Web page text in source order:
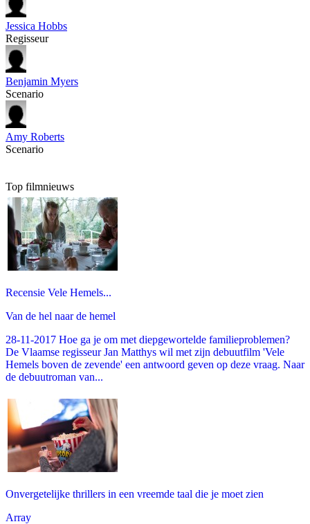
Jessica Hobbs
Regisseur
Benjamin Myers
Scenario
Amy Roberts
Scenario
Top filmnieuws
Recensie Vele Hemels...
Van de hel naar de hemel
28-11-2017 Hoe ga je om met diepgewortelde familieproblemen?
De Vlaamse regisseur Jan Matthys wil met zijn debuutfilm 'Vele
Hemels boven de zevende' een antwoord geven op deze vraag. Naar
de debuutroman van...
Onvergetelijke thrillers in een vreemde taal die je moet zien
Array